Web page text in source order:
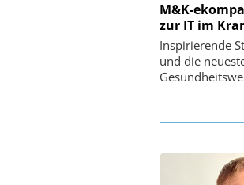
M&K-
zur IT im
Inspirierende
und die